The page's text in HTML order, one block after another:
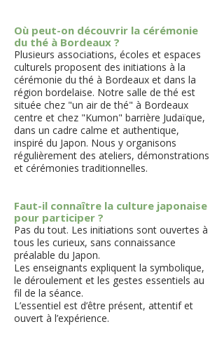
Où peut-on découvrir la cérémonie
du thé à Bordeaux ?
Plusieurs associations, écoles et espaces
culturels proposent des initiations à la
cérémonie du thé à Bordeaux et dans la
région bordelaise. Notre salle de thé est
située chez "un air de thé" à Bordeaux
centre et chez "Kumon" barrière Judaïque,
dans un cadre calme et authentique,
inspiré du Japon. Nous y organisons
régulièrement des ateliers, démonstrations
et cérémonies traditionnelles.
Faut-il connaître la culture japonaise
pour participer ?
Pas du tout. Les initiations sont ouvertes à
tous les curieux, sans connaissance
préalable du Japon.
Les enseignants expliquent la symbolique,
le déroulement et les gestes essentiels au
fil de la séance.
L’essentiel est d’être présent, attentif et
ouvert à l’expérience.